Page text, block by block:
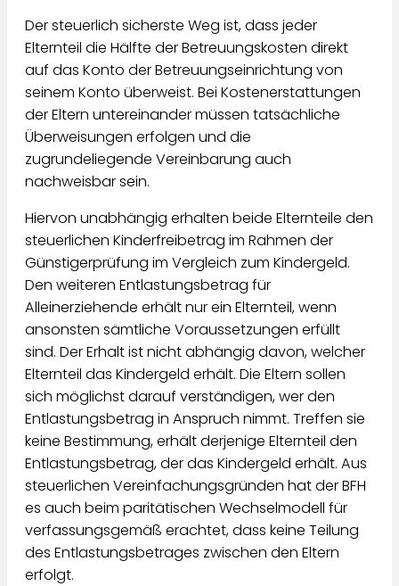
Der steuerlich sicherste Weg ist, dass jeder
Elternteil die Hälfte der Betreuungskosten direkt
auf das Konto der Betreuungseinrichtung von
seinem Konto überweist. Bei Kostenerstattungen
der Eltern untereinander müssen tatsächliche
Überweisungen erfolgen und die
zugrundeliegende Vereinbarung auch
nachweisbar sein.
Hiervon unabhängig erhalten beide Elternteile den
steuerlichen Kinderfreibetrag im Rahmen der
Günstigerprüfung im Vergleich zum Kindergeld.
Den weiteren Entlastungsbetrag für
Alleinerziehende erhält nur ein Elternteil, wenn
ansonsten sämtliche Voraussetzungen erfüllt
sind. Der Erhalt ist nicht abhängig davon, welcher
Elternteil das Kindergeld erhält. Die Eltern sollen
sich möglichst darauf verständigen, wer den
Entlastungsbetrag in Anspruch nimmt. Treffen sie
keine Bestimmung, erhält derjenige Elternteil den
Entlastungsbetrag, der das Kindergeld erhält. Aus
steuerlichen Vereinfachungsgründen hat der BFH
es auch beim paritätischen Wechselmodell für
verfassungsgemäß erachtet, dass keine Teilung
des Entlastungsbetrages zwischen den Eltern
erfolgt.